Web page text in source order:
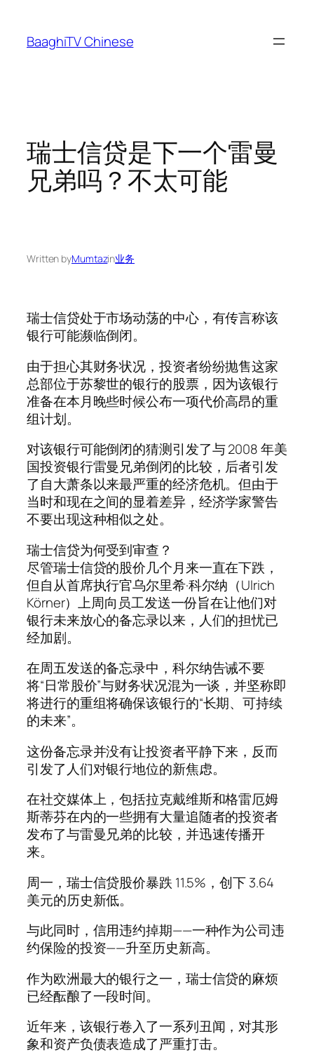
content
BaaghiTV Chinese
瑞士信贷是下一个雷曼
兄弟吗？不太可能
Written byMumtazin业务
瑞士信贷处于市场动荡的中心，有传言称该
银行可能濒临倒闭。
由于担心其财务状况，投资者纷纷抛售这家
总部位于苏黎世的银行的股票，因为该银行
准备在本月晚些时候公布一项代价高昂的重
组计划。
对该银行可能倒闭的猜测引发了与 2008 年美
国投资银行雷曼兄弟倒闭的比较，后者引发
了自大萧条以来最严重的经济危机。但由于
当时和现在之间的显着差异，经济学家警告
不要出现这种相似之处。
瑞士信贷为何受到审查？
尽管瑞士信贷的股价几个月来一直在下跌，
但自从首席执行官乌尔里希·科尔纳（Ulrich
Körner）上周向员工发送一份旨在让他们对
银行未来放心的备忘录以来，人们的担忧已
经加剧。
在周五发送的备忘录中，科尔纳告诫不要
将“日常股价”与财务状况混为一谈，并坚称即
将进行的重组将确保该银行的“长期、可持续
的未来”。
这份备忘录并没有让投资者平静下来，反而
引发了人们对银行地位的新焦虑。
在社交媒体上，包括拉克戴维斯和格雷厄姆
斯蒂芬在内的一些拥有大量追随者的投资者
发布了与雷曼兄弟的比较，并迅速传播开
来。
周一，瑞士信贷股价暴跌 11.5%，创下 3.64
美元的历史新低。
与此同时，信用违约掉期——一种作为公司违
约保险的投资——升至历史新高。
作为欧洲最大的银行之一，瑞士信贷的麻烦
已经酝酿了一段时间。
近年来，该银行卷入了一系列丑闻，对其形
象和资产负债表造成了严重打击。